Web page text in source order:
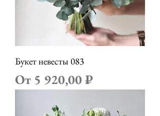
Букет невесты 083
От 5 920,00 ₽
Цена со скидкой